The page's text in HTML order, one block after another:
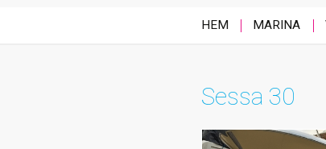
HEM MARINA
Sessa 30